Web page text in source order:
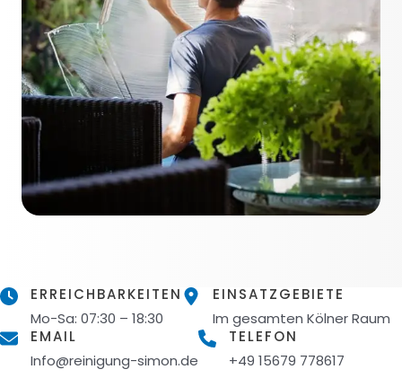
ERREICHBARKEITEN
Mo-Sa: 07:30 – 18:30
EINSATZGEBIETE
Im gesamten Kölner Raum
EMAIL
Info@reinigung-simon.de
TELEFON
+49 15679 778617